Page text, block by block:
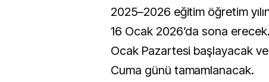
2025–2026 eğitim öğretim
16 Ocak 2026’da sona erecek.
Ocak Pazartesi başlayacak
Cuma günü tamamlanacak.